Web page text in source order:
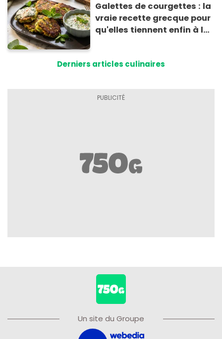
Galettes de courgettes : la
vraie recette grecque pour
qu'elles tiennent enfin à la
Derniers articles culinaires
Un site du Groupe